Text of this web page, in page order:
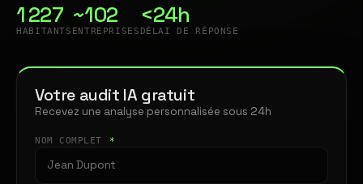
1 227
HABITANTS
~102
ENTREPRISES
<24h
DÉLAI DE RÉPONSE
Votre audit IA gratuit
Recevez une analyse personnalisée sous 24h
NOM COMPLET *